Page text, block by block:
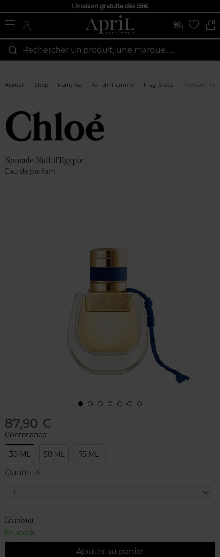
Livraison gratuite dès 55€
0
Rechercher un produit, une marque…...
Accueil Shop Parfums Parfum Femme Fragrances Nomade Nuit
Marque
Nomade Nuit d’Egypte
Eau de parfum
87,90 €
Contenance
30 ML 50 ML 75 ML
Quantité
1
Livraison
En stock
Ajouter au panier